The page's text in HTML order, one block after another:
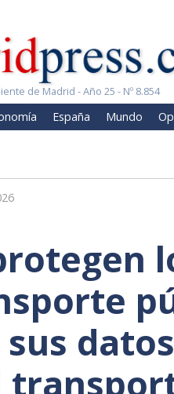
de Madrid - Año 25 - Nº 8.854
España Mundo